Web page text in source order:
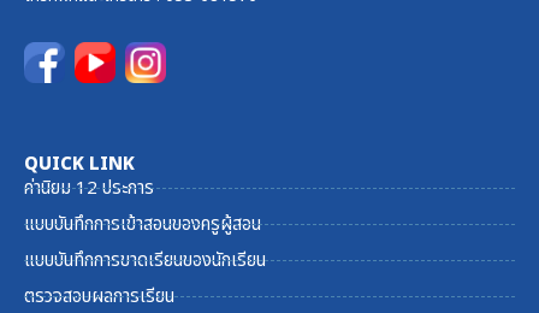
QUICK LINK
ค่านิยม 12 ประการ
แบบบันทึกการเข้าสอนของครูผู้สอน
แบบบันทึกการขาดเรียนของนักเรียน
ตรวจสอบผลการเรียน